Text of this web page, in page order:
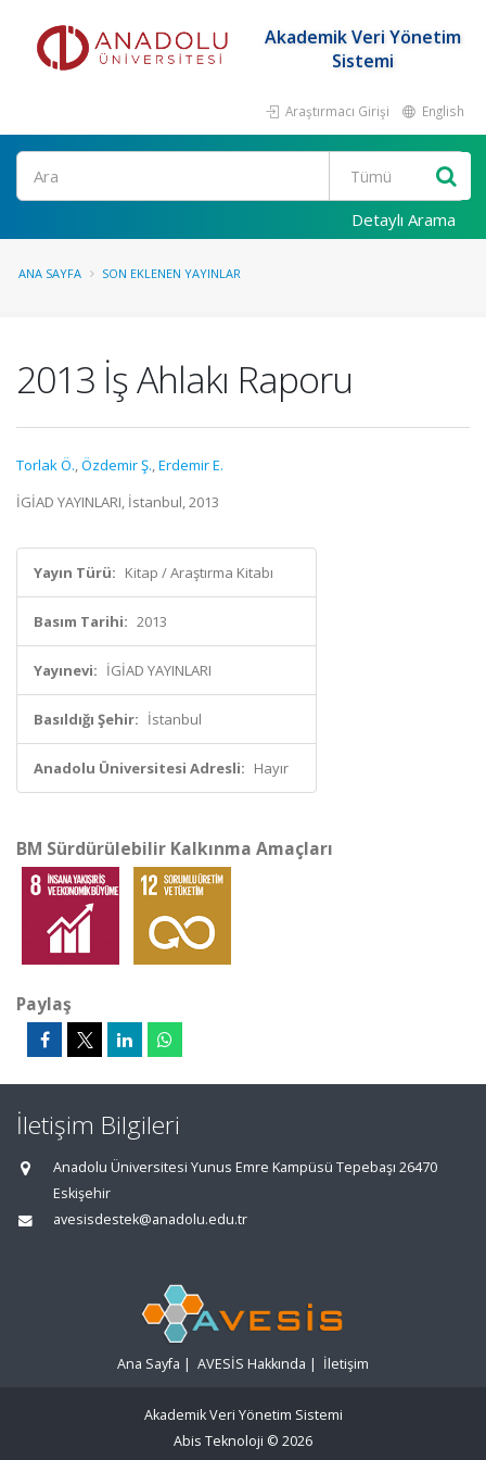
Akademik Veri Yönetim
Sistemi
Araştırmacı Girişi English
Ara
Detaylı Arama
ANA SAYFA SON EKLENEN YAYINLAR
2013 İş Ahlakı Raporu
Torlak Ö.,Özdemir Ş.,Erdemir E.
İGİAD YAYINLARI, İstanbul, 2013
Yayın Türü: Kitap / Araştırma Kitabı
Basım Tarihi: 2013
Yayınevi: İGİAD YAYINLARI
Basıldığı Şehir: İstanbul
Anadolu Üniversitesi Adresli: Hayır
BM Sürdürülebilir Kalkınma Amaçları
Paylaş
İletişim Bilgileri
Anadolu Üniversitesi Yunus Emre Kampüsü Tepebaşı 26470
Eskişehir
avesisdestek@anadolu.edu.tr
Ana Sayfa | AVESİS Hakkında | İletişim
Akademik Veri Yönetim Sistemi
Abis Teknoloji © 2026